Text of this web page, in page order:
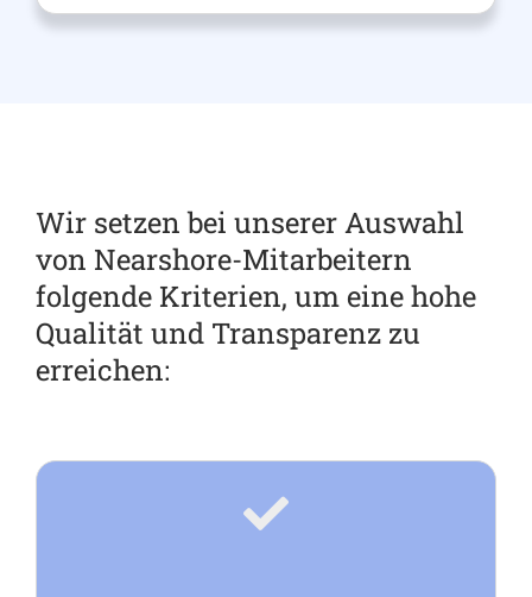
Wir setzen bei unserer Auswahl
von Nearshore-Mitarbeitern
folgende Kriterien, um eine hohe
Qualität und Transparenz zu
erreichen: